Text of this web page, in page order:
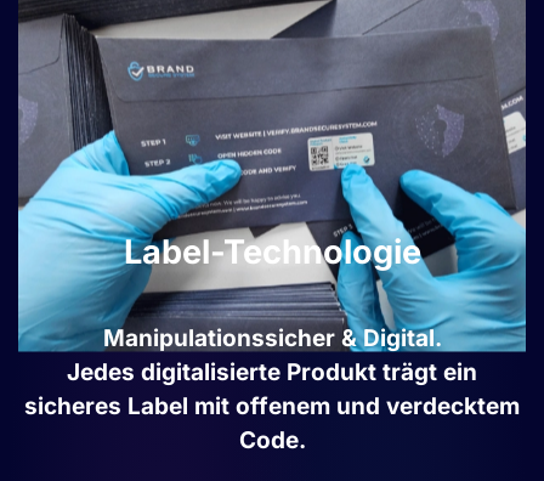
Label-Technologie
Manipulationssicher & Digital.
Jedes digitalisierte Produkt trägt ein
sicheres Label mit offenem und verdecktem
Code.